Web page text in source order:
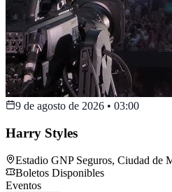
9 de agosto de 2026 • 03:00
Harry Styles
Estadio GNP Seguros, Ciudad de
Boletos Disponibles
Eventos